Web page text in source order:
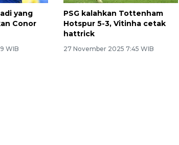
yang
Conor
WIB
PSG kalahkan Tottenham
Hotspur 5-3, Vitinha cetak
hattrick
27 November 2025 7:45 WIB